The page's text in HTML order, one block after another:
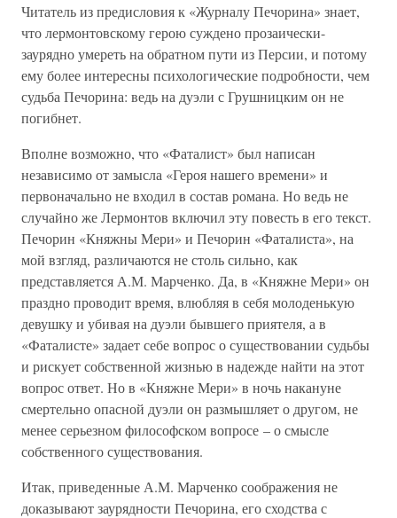
Читатель из предисловия к «Журналу Печорина» знает,
что лермонтовскому герою суждено прозаически-
заурядно умереть на обратном пути из Персии, и потому
ему более интересны психологические подробности, чем
судьба Печорина: ведь на дуэли с Грушницким он не
погибнет.
Вполне возможно, что «Фаталист» был написан
независимо от замысла «Героя нашего времени» и
первоначально не входил в состав романа. Но ведь не
случайно же Лермонтов включил эту повесть в его текст.
Печорин «Княжны Мери» и Печорин «Фаталиста», на
мой взгляд, различаются не столь сильно, как
представляется А.М. Марченко. Да, в «Княжне Мери» он
праздно проводит время, влюбляя в себя молоденькую
девушку и убивая на дуэли бывшего приятеля, а в
«Фаталисте» задает себе вопрос о существовании судьбы
и рискует собственной жизнью в надежде найти на этот
вопрос ответ. Но в «Княжне Мери» в ночь накануне
смертельно опасной дуэли он размышляет о другом, не
менее серьезном философском вопросе – о смысле
собственного существования.
Итак, приведенные А.М. Марченко соображения не
доказывают заурядности Печорина, его сходства с